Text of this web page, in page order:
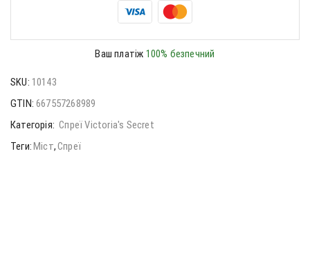
Ваш платіж 100% безпечний
SKU: 10143
GTIN: 667557268989
Категорія: Спреї Victoria's Secret
Теги:Міст,Спреї